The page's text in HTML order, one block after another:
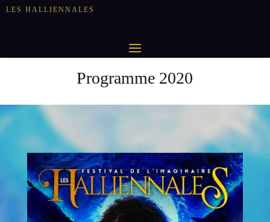
LES HALLIENNALES
Programme 2020